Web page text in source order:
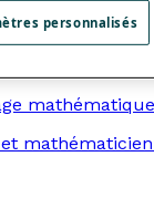
mathématique
personnalisés